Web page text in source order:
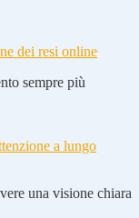
dei resi online
sempre più
a lungo
una visione chiara